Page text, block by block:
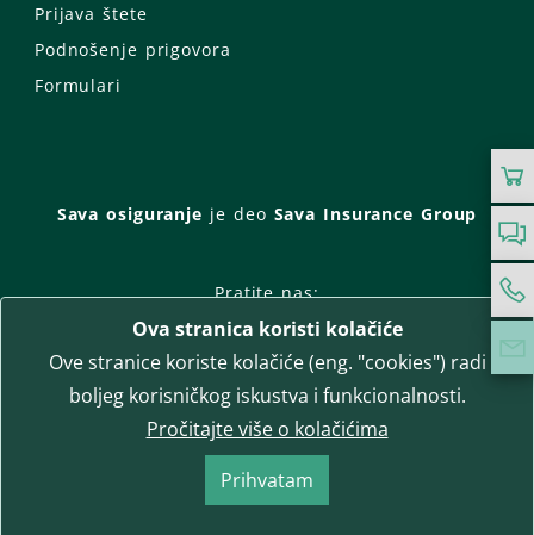
Prijava štete
Podnošenje prigovora
Formulari
Sava osiguranje je deo Sava Insurance Group
Pratite nas:
Facebook
Instagram
LinkedIn
Twitter
YouTube
WhatsApp
T-media d.o.o. | napredne komunikacije
Ova stranica koristi kolačiće
Ove stranice koriste kolačiće (eng. "cookies") radi
boljeg korisničkog iskustva i funkcionalnosti.
Pročitajte više o kolačićima
Prihvatam